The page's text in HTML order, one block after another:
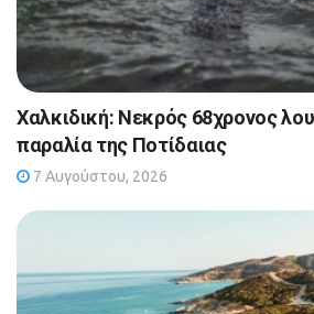
Χαλκιδική: Νεκρός 68χρονος
παραλία της Ποτίδαιας
7 Αυγούστου, 2026